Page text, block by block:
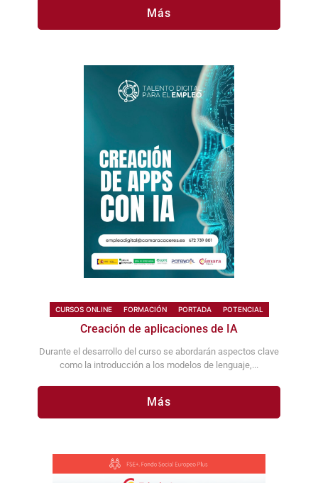
Más
CURSOS ONLINE FORMACIÓN PORTADA POTENCIAL
Creación de aplicaciones de IA
Durante el desarrollo del curso se abordarán aspectos clave
como la introducción a los modelos de lenguaje,...
Más